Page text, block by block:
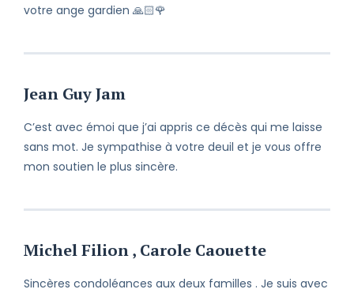
votre ange gardien 🙏🏻🌹
Jean Guy Jam
C’est avec émoi que j’ai appris ce décès qui me laisse
sans mot. Je sympathise à votre deuil et je vous offre
mon soutien le plus sincère.
Michel Filion , Carole Caouette
Sincères condoléances aux deux familles . Je suis avec